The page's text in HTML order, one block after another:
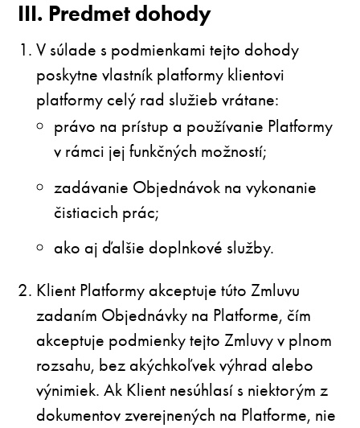
III. Predmet dohody
V súlade s podmienkami tejto dohody
poskytne vlastník platformy klientovi
platformy celý rad služieb vrátane:
právo na prístup a používanie Platformy
v rámci jej funkčných možností;
zadávanie Objednávok na vykonanie
čistiacich prác;
ako aj ďalšie doplnkové služby.
Klient Platformy akceptuje túto Zmluvu
zadaním Objednávky na Platforme, čím
akceptuje podmienky tejto Zmluvy v plnom
rozsahu, bez akýchkoľvek výhrad alebo
výnimiek. Ak Klient nesúhlasí s niektorým z
dokumentov zverejnených na Platforme, nie